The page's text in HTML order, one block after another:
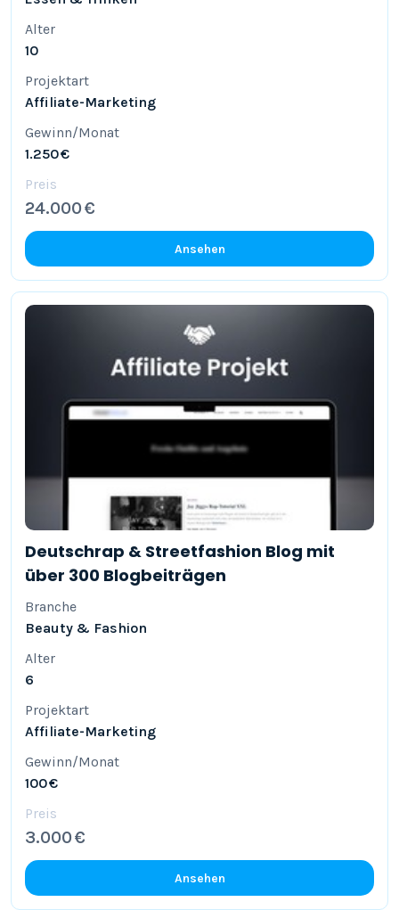
Alter
10
Projektart
Affiliate-Marketing
Gewinn/Monat
1.250 €
Preis
24.000 €
Ansehen
Deutschrap & Streetfashion Blog mit
über 300 Blogbeiträgen
Branche
Beauty & Fashion
Alter
6
Projektart
Affiliate-Marketing
Gewinn/Monat
100 €
Preis
3.000 €
Ansehen